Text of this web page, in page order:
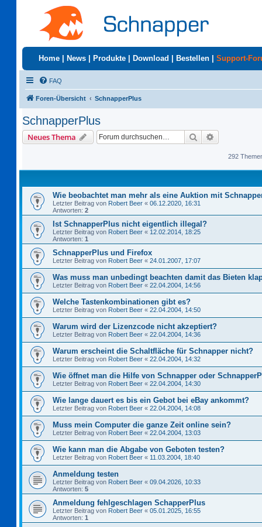
Home News Produkte Download Bestellen Support-
FAQ
Foren-Übersicht SchnapperPlus
SchnapperPlus
Neues Thema Suche
292
Wie beobachtet man mehr als eine Auktion mit
Letzter Beitrag von Robert Beer « 06.12.2020, 16:31
Antworten: 2
Ist SchnapperPlus nicht eigentlich illegal?
Letzter Beitrag von Robert Beer « 12.02.2014, 18:25
Antworten: 1
SchnapperPlus und Firefox
Letzter Beitrag von Robert Beer « 24.01.2007, 17:07
Was muss man unbedingt beachten damit das Bieten
Letzter Beitrag von Robert Beer « 22.04.2004, 14:56
Welche Tastenkombinationen gibt es?
Letzter Beitrag von Robert Beer « 22.04.2004, 14:50
Warum wird der Lizenzcode nicht akzeptiert?
Letzter Beitrag von Robert Beer « 22.04.2004, 14:36
Warum erscheint die Schaltfläche für Schnapper nicht?
Letzter Beitrag von Robert Beer « 22.04.2004, 14:32
Wie öffnet man die Hilfe von Schnapper oder
Letzter Beitrag von Robert Beer « 22.04.2004, 14:30
Wie lange dauert es bis ein Gebot bei eBay ankommt?
Letzter Beitrag von Robert Beer « 22.04.2004, 14:08
Muss mein Computer die ganze Zeit online sein?
Letzter Beitrag von Robert Beer « 22.04.2004, 13:03
Wie kann man die Abgabe von Geboten testen?
Letzter Beitrag von Robert Beer « 11.03.2004, 18:40
Anmeldung testen
Letzter Beitrag von Robert Beer « 09.04.2026, 10:33
Antworten: 5
Anmeldung fehlgeschlagen SchapperPlus
Letzter Beitrag von Robert Beer « 05.01.2025, 16:55
Antworten: 1